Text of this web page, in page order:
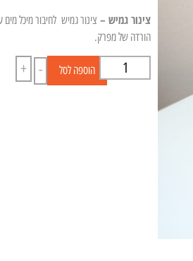
צינור גמיש –
הורדה של מפרק.
-
+ הוספה לסל